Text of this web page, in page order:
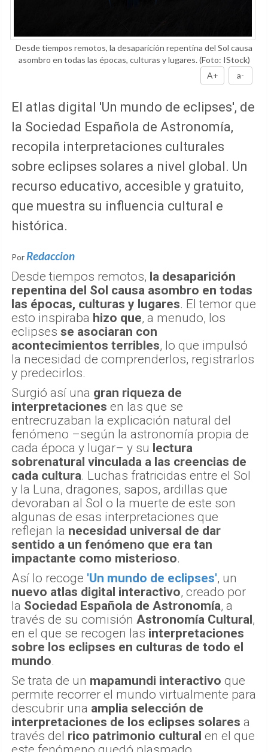
Desde tiempos remotos, la desaparición repentina del Sol causa
asombro en todas las épocas, culturas y lugares.(Foto: IStock)
A+
a-
El atlas digital 'Un mundo de eclipses', de
la Sociedad Española de Astronomía,
recopila interpretaciones culturales
sobre eclipses solares a nivel global. Un
recurso educativo, accesible y gratuito,
que muestra su influencia cultural e
histórica.
Por Redaccion
Desde tiempos remotos, la desaparición
repentina del Sol causa asombro en todas
las épocas, culturas y lugares. El temor que
esto inspiraba hizo que, a menudo, los
eclipses se asociaran con
acontecimientos terribles, lo que impulsó
la necesidad de comprenderlos, registrarlos
y predecirlos.
Surgió así una gran riqueza de
interpretaciones en las que se
entrecruzaban la explicación natural del
fenómeno –según la astronomía propia de
cada época y lugar– y su lectura
sobrenatural vinculada a las creencias de
cada cultura. Luchas fratricidas entre el Sol
y la Luna, dragones, sapos, ardillas que
devoraban al Sol o la muerte de este son
algunas de esas interpretaciones que
reflejan la necesidad universal de dar
sentido a un fenómeno que era tan
impactante como misterioso.
Así lo recoge 'Un mundo de eclipses', un
nuevo atlas digital interactivo, creado por
la Sociedad Española de Astronomía, a
través de su comisión Astronomía Cultural,
en el que se recogen las interpretaciones
sobre los eclipses en culturas de todo el
mundo.
Se trata de un mapamundi interactivo que
permite recorrer el mundo virtualmente para
descubrir una amplia selección de
interpretaciones de los eclipses solares a
través del rico patrimonio cultural en el que